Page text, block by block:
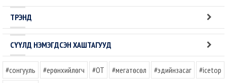
ТРЭНД
СҮҮЛД НЭМЭГДСЭН ХАШТАГУУД
#сонгууль #ерөнхийлөгч #OT #мегатөсөл #эдийнзасаг
#icetop